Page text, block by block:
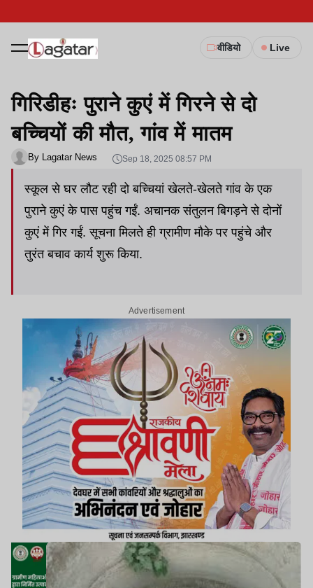
वीडियो Live
गिरिडीहः पुराने कुएं में गिरने से दो
बच्चियों की मौत, गांव में मातम
By Lagatar News Sep 18, 2025 08:57 PM
स्कूल से घर लौट रही दो बच्चियां खेलते-खेलते गांव के एक
पुराने कुएं के पास पहुंच गईं. अचानक संतुलन बिगड़ने से दोनों
कुएं में गिर गईं. सूचना मिलते ही ग्रामीण मौके पर पहुंचे और
तुरंत बचाव कार्य शुरू किया.
Advertisement